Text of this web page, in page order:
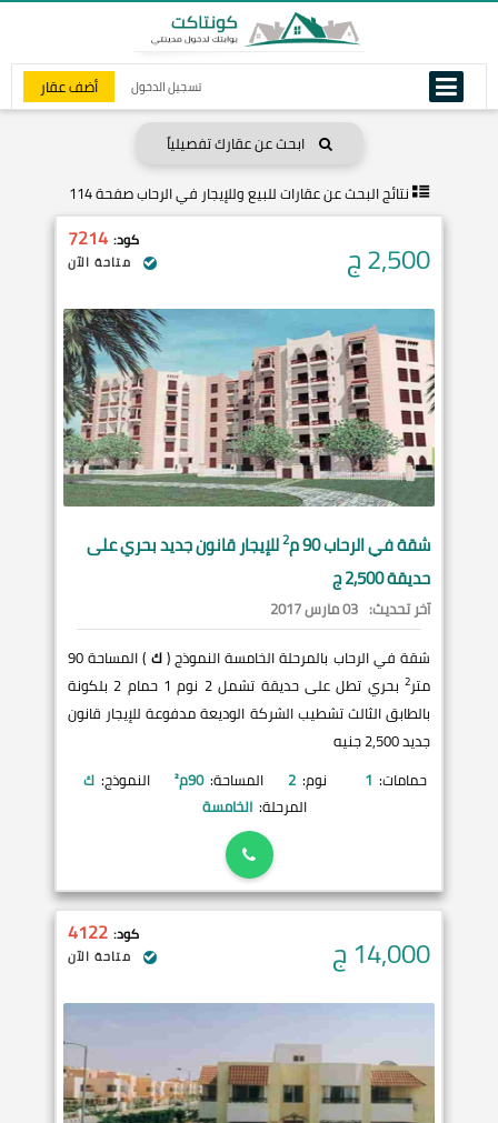
تسجيل الدخول أضف عقار
ابحث عن عقارك تفصيلياً
نتائج البحث عنعقارات للبيع وللإيجار في الرحاب صفحة 114
2,500ج كود: 7214
متاحة الآن
شقة فيالرحاب90 م 2للإيجار قانون جديد بحري على
حديقة 2,500 ج
آخر تحديث: 03 مارس 2017
شقة في الرحاب بالمرحلة الخامسة النموذج (ك
) المساحة 90
متر2
بحري تطل على حديقة تشمل 2 نوم 1 حمام 2 بلكونة
بالطابق الثالث تشطيب الشركة الوديعة مدفوعة للإيجار قانون
جديد 2,500 جنيه
حمامات: 1 نوم: 2 المساحة: 90م² النموذج: ك
المرحلة: الخامسة
14,000ج كود: 4122
متاحة الآن